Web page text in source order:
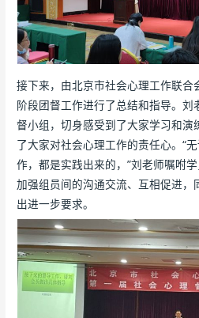
接下来，由北京市社会心理工作联
阶段团督工作进行了总结和指导。刘
督小组，切身感受到了大家学习和演
了大家对社会心理工作的责任心。“
作，都是实践出来的，”刘老师嘱咐
加强组员间的沟通交流、互相促进，
出进一步要求。